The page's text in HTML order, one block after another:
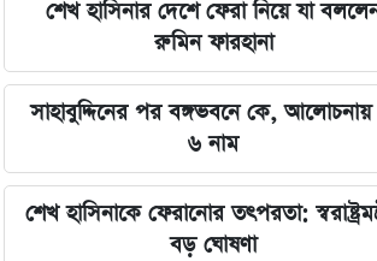
শেখ হাসিনার দেশে ফেরা নিয়ে যা
রুমিন ফারহানা
সাহাবুদ্দিনের পর বঙ্গভবনে কে, আলোচনায়
৬ নাম
শেখ হাসিনাকে ফেরানোর তৎপরতা:
বড় ঘোষণা